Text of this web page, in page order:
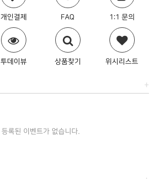
개인결제 FAQ 1:1 문의
투데이뷰 상품찾기 위시리스트
+
등록된 이벤트가 없습니다.